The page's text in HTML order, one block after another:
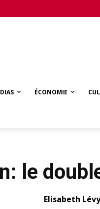
ÉCONOMIE
le
Elisabeth Lévy